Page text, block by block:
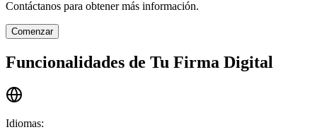
Contáctanos para obtener más información.
Comenzar
Funcionalidades de Tu Firma Digital
Idiomas: